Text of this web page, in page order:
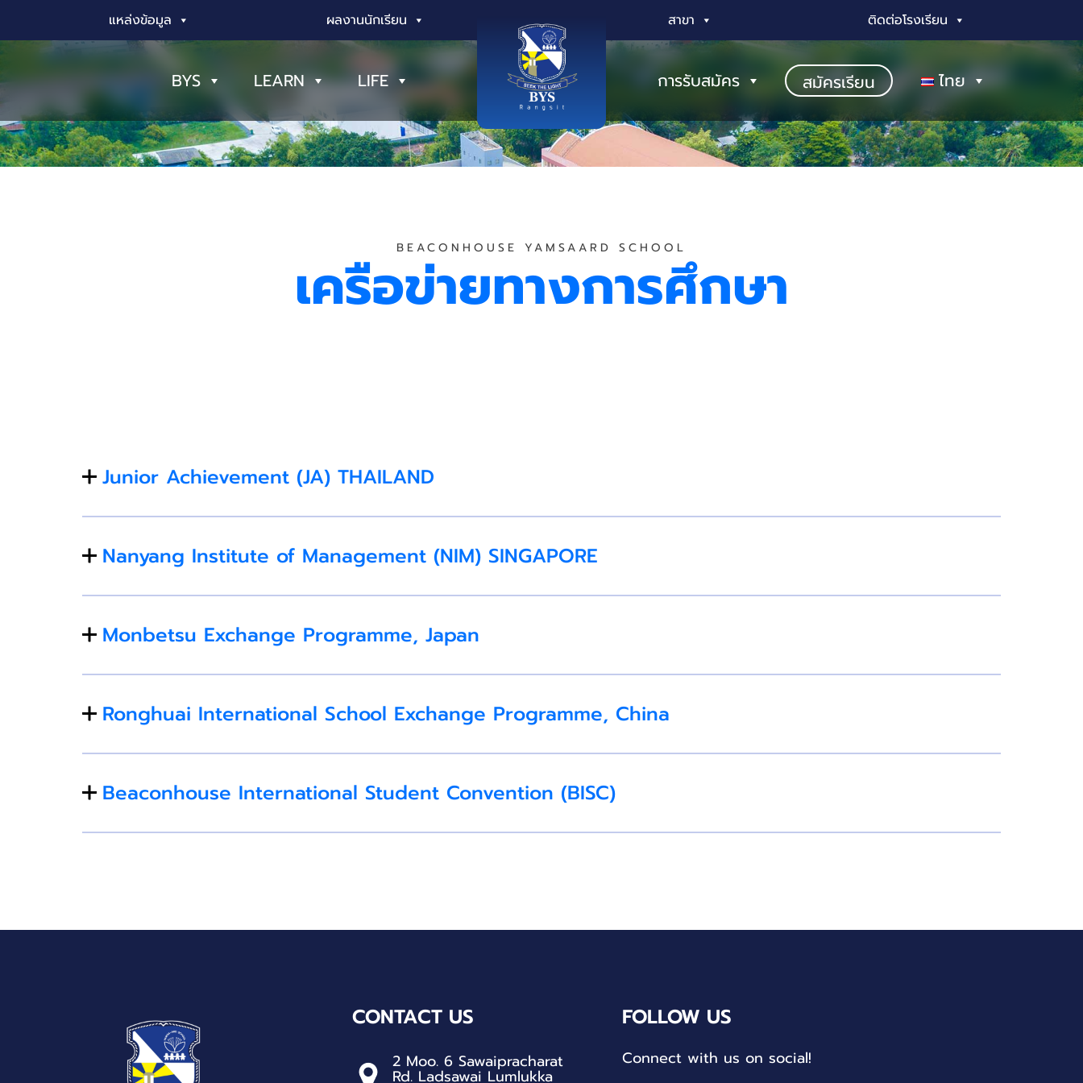
แหล่งข้อมูล ผลงานนักเรียน สาขา ติดต่อโรงเรียน
BYS LEARN LIFE การรับสมัคร สมัครเรียน ไทย
BEACONHOUSE YAMSAARD SCHOOL
เครือข่ายทางการศึกษา
Junior Achievement (JA) THAILAND
Nanyang Institute of Management (NIM) SINGAPORE
Monbetsu Exchange Programme, Japan
Ronghuai International School Exchange Programme, China
Beaconhouse International Student Convention (BISC)
CONTACT US
2 Moo. 6 Sawaipracharat
Rd. Ladsawai Lumlukka
FOLLOW US
Connect with us on social!